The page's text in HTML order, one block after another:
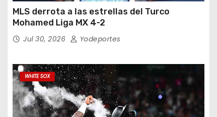
MLS derrota a las estrellas del Turco
Mohamed Liga MX 4-2
Jul 30, 2026 Yodeportes
WHITE SOX